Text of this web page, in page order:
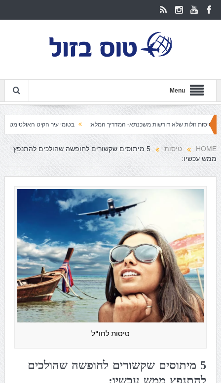
Menu
שלא דורשות משכנתא- המדריך המלא: בטומי עיר הקיט האולטימטיבית
HOME טיסות
5 מיתוסים שקשורים לחופשה שהולכים להתנפץ
ממש עכשיו:
טיסות לחו"ל
5 מיתוסים שקשורים לחופשה שהולכים